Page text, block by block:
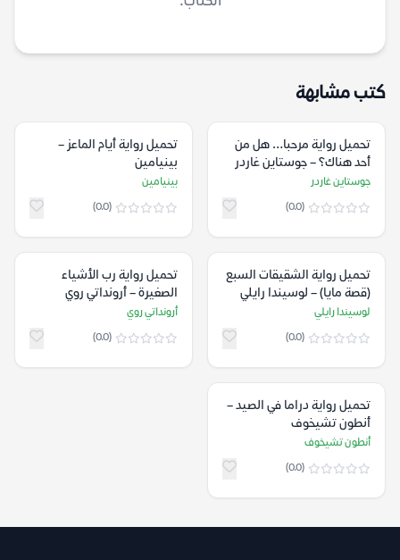
كتب مشابهة
تحميل رواية مرحبا… هل من
أحد هناك؟ – جوستاين غاردر
جوستاين غاردر
(0.0)
تحميل رواية أيام الماعز –
بينيامين
بينيامين
(0.0)
تحميل رواية الشقيقات السبع
(قصة مايا) – لوسيندا رايلي
لوسيندا رايلي
(0.0)
تحميل رواية رب الأشياء
الصغيرة – أرونداتي روي
أرونداتي روي
(0.0)
تحميل رواية دراما في الصيد –
أنطون تشيخوف
أنطون تشيخوف
(0.0)